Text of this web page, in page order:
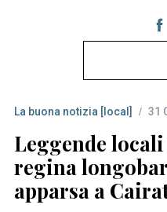
r
c
h
f
o
La buona notizia [local] 31
Leggende
regina
apparsa a